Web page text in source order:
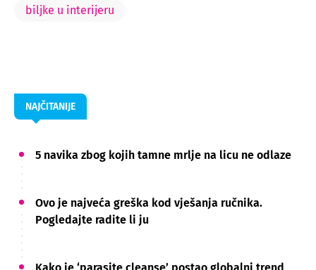
biljke u interijeru
NAJČITANIJE
5 navika zbog kojih tamne mrlje na licu ne odlaze
Ovo je najveća greška kod vješanja ručnika.
Pogledajte radite li ju
Kako je ‘parasite cleanse’ postao globalni trend